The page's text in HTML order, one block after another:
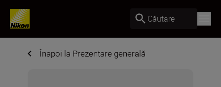
Căutare
Înapoi la Prezentare generală